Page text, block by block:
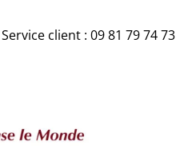
Service client : 09 81 79 74 73